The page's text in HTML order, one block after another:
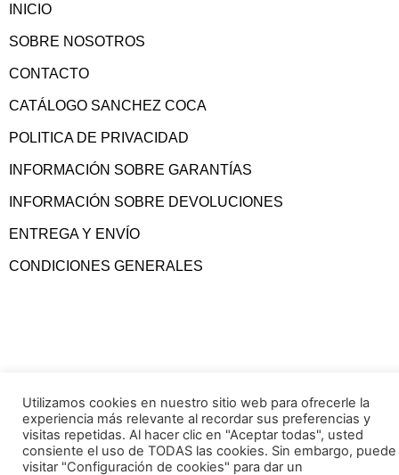
INICIO
SOBRE NOSOTROS
CONTACTO
CATÁLOGO SANCHEZ COCA
POLITICA DE PRIVACIDAD
INFORMACIÓN SOBRE GARANTÍAS
INFORMACIÓN SOBRE DEVOLUCIONES
ENTREGA Y ENVÍO
CONDICIONES GENERALES
Utilizamos cookies en nuestro sitio web para ofrecerle la
experiencia más relevante al recordar sus preferencias y
visitas repetidas. Al hacer clic en "Aceptar todas", usted
consiente el uso de TODAS las cookies. Sin embargo, puede
visitar "Configuración de cookies" para dar un